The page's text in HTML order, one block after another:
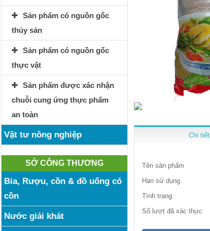
Sản phẩm có nguồn gốc
thủy sản
Sản phẩm có nguồn gốc
thực vật
Sản phẩm được xác nhận
chuỗi cung ứng thực phẩm
an toàn
Vật tư nông nghiệp
SỞ CÔNG THƯƠNG
Bia, Rượu, cồn & đồ uống có
cồn
Nước giải khát
Chi tiết
Tên sản phẩm
Hạn sử dụng
Tình trạng
Số lượt đã xác thực